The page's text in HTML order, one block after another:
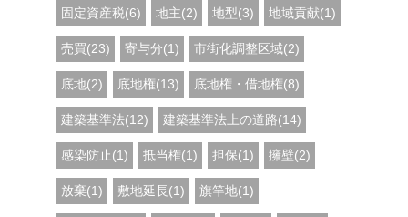
固定資産税(6) 地主(2) 地型(3) 地域貢献(1)
売買(23) 寄与分(1) 市街化調整区域(2)
底地(2) 底地権(13) 底地権・借地権(8)
建築基準法(12) 建築基準法上の道路(14)
感染防止(1) 抵当権(1) 担保(1) 擁壁(2)
放棄(1) 敷地延長(1) 旗竿地(1)